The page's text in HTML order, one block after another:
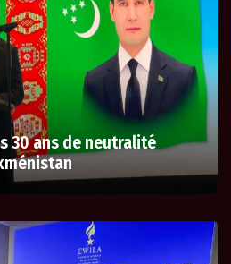
30 ans de neutralité